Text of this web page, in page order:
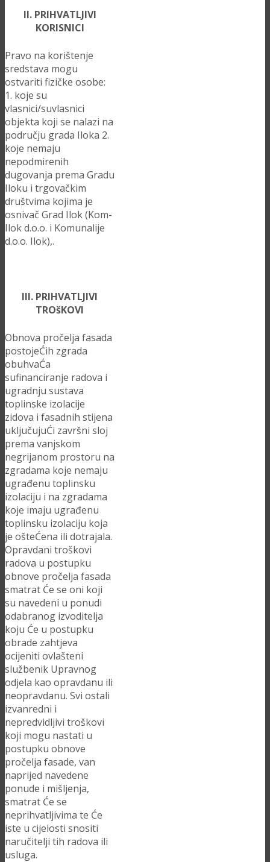
II. PRIHVATLJIVI
KORISNICI
Pravo na korištenje
sredstava mogu
ostvariti fizičke osobe:
1. koje su
vlasnici/suvlasnici
objekta koji se nalazi na
području grada Iloka 2.
koje nemaju
nepodmirenih
dugovanja prema Gradu
Iloku i trgovačkim
društvima kojima je
osnivač Grad Ilok (Kom-
Ilok d.o.o. i Komunalije
d.o.o. Ilok),.
III. PRIHVATLJIVI
TROšKOVI
Obnova pročelja fasada
postojeĆih zgrada
obuhvaĆa
sufinanciranje radova i
ugradnju sustava
toplinske izolacije
zidova i fasadnih stijena
uključujuĆi završni sloj
prema vanjskom
negrijanom prostoru na
zgradama koje nemaju
ugrađenu toplinsku
izolaciju i na zgradama
koje imaju ugrađenu
toplinsku izolaciju koja
je ošteĆena ili dotrajala.
Opravdani troškovi
radova u postupku
obnove pročelja fasada
smatrat Će se oni koji
su navedeni u ponudi
odabranog izvoditelja
koju Će u postupku
obrade zahtjeva
ocijeniti ovlašteni
službenik Upravnog
odjela kao opravdanu ili
neopravdanu. Svi ostali
izvanredni i
nepredvidljivi troškovi
koji mogu nastati u
postupku obnove
pročelja fasade, van
naprijed navedene
ponude i mišljenja,
smatrat Će se
neprihvatljivima te Će
iste u cijelosti snositi
naručitelji tih radova ili
usluga.